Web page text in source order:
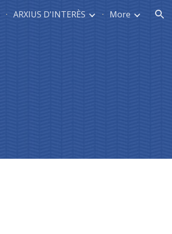
ARXIUS D'INTERÈS More